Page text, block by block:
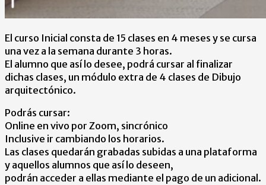
El curso Inicial consta de 15 clases en 4 meses y se cursa
una vez a la semana durante 3 horas.
El alumno que así lo desee, podrá cursar al finalizar
dichas clases, un módulo extra de 4 clases de Dibujo
arquitectónico.
Podrás cursar:
Online en vivo por Zoom, sincrónico
Inclusive ir cambiando los horarios.
Las clases quedarán grabadas subidas a una plataforma
y aquellos alumnos que así lo deseen,
podrán acceder a ellas mediante el pago de un adicional.